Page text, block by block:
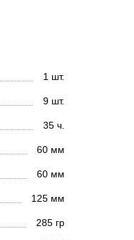
1 шт.
9 шт.
35 ч.
60 мм
60 мм
125 мм
285 гр